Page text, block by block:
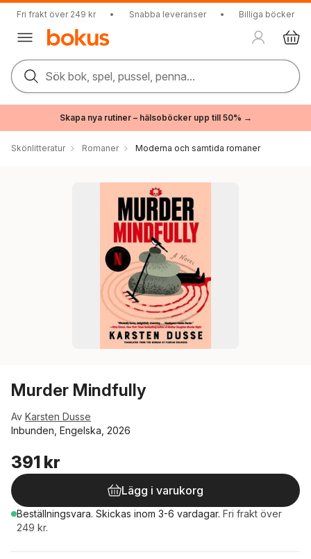
Fri frakt över 249 kr • Snabba leveranser • Billiga böcker
Sök bok, spel, pussel, penna...
Skapa nya rutiner – hälsoböcker upp till 50% →
Skönlitteratur Romaner Moderna och samtida romaner
Murder Mindfully
Av Karsten Dusse
Inbunden, Engelska, 2026
391 kr
Lägg i varukorg
Beställningsvara. Skickas inom 3-6 vardagar. Fri frakt över
249 kr.